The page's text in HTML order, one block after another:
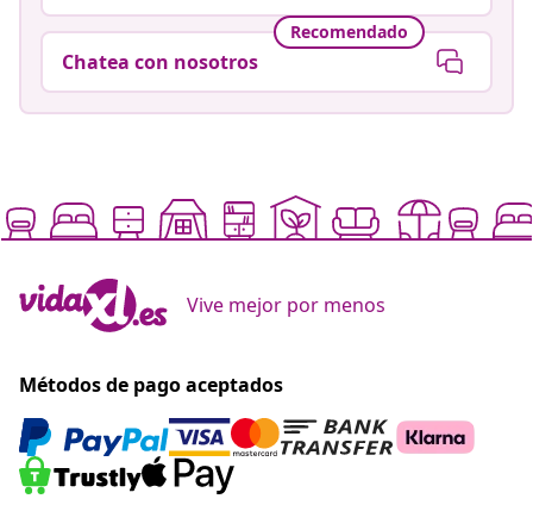
Recomendado
Chatea con nosotros
Vive mejor por menos
Métodos de pago aceptados